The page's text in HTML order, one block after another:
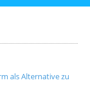
als Alternative zu